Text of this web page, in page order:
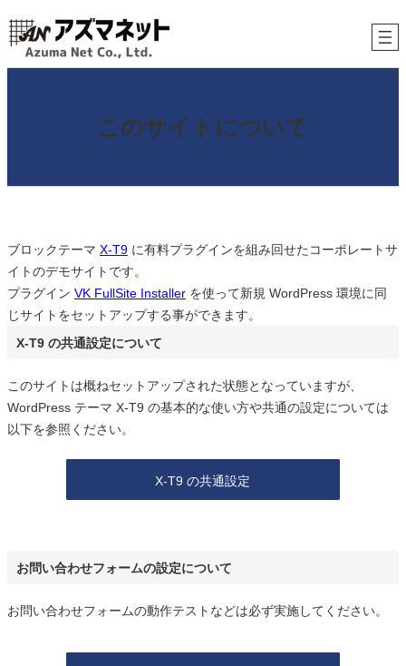
内
容
このサイトについて
ブロックテーマ X-T9 に有料プラグインを組み回せたコーポレートサ
イトのデモサイトです。
プラグイン VK FullSite Installer を使って新規 WordPress 環境に同
じサイトをセットアップする事ができます。
X-T9 の共通設定について
このサイトは概ねセットアップされた状態となっていますが、
WordPress テーマ X-T9 の基本的な使い方や共通の設定については
以下を参照ください。
X-T9 の共通設定
お問い合わせフォームの設定について
お問い合わせフォームの動作テストなどは必ず実施してください。